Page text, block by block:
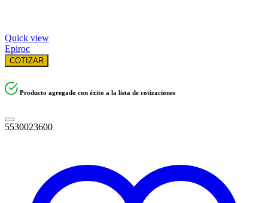
Quick view
Epiroc
COTIZAR
Producto agregado con éxito a la lista de cotizaciones
5530023600